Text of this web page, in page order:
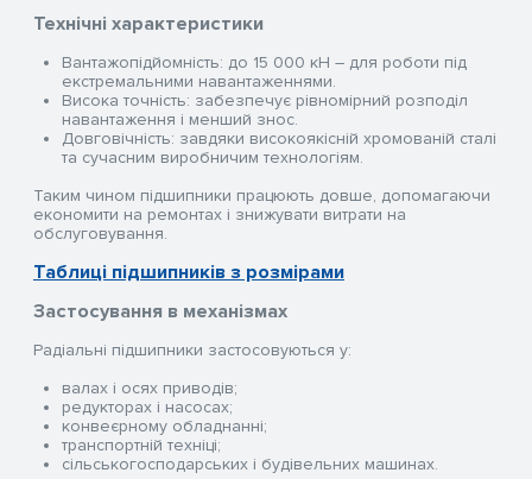
Технічні характеристики
Вантажопідйомність: до 15 000 кН – для роботи під
екстремальними навантаженнями.
Висока точність: забезпечує рівномірний розподіл
навантаження і менший знос.
Довговічність: завдяки високоякісній хромованій сталі
та сучасним виробничим технологіям.
Таким чином підшипники працюють довше, допомагаючи
економити на ремонтах і знижувати витрати на
обслуговування.
Таблиці підшипників з розмірами
Застосування в механізмах
Радіальні підшипники застосовуються у:
валах і осях приводів;
редукторах і насосах;
конвеєрному обладнанні;
транспортній техніці;
сільськогосподарських і будівельних машинах.